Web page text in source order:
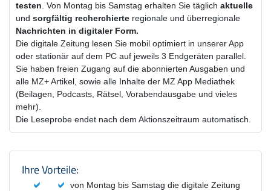
testen. Von Montag bis Samstag erhalten Sie täglich aktuelle
und sorgfältig recherchierte regionale und überregionale
Nachrichten in digitaler Form.
Die digitale Zeitung lesen Sie mobil optimiert in unserer App
oder stationär auf dem PC auf jeweils 3 Endgeräten parallel.
Sie haben freien Zugang auf die abonnierten Ausgaben und
alle MZ+ Artikel, sowie alle Inhalte der MZ App Mediathek
(Beilagen, Podcasts, Rätsel, Vorabendausgabe und vieles
mehr).
Die Leseprobe endet nach dem Aktionszeitraum automatisch.
Produktzusammenfassung und
Ihre Vorteile:
von Montag bis Samstag die digitale Zeitung